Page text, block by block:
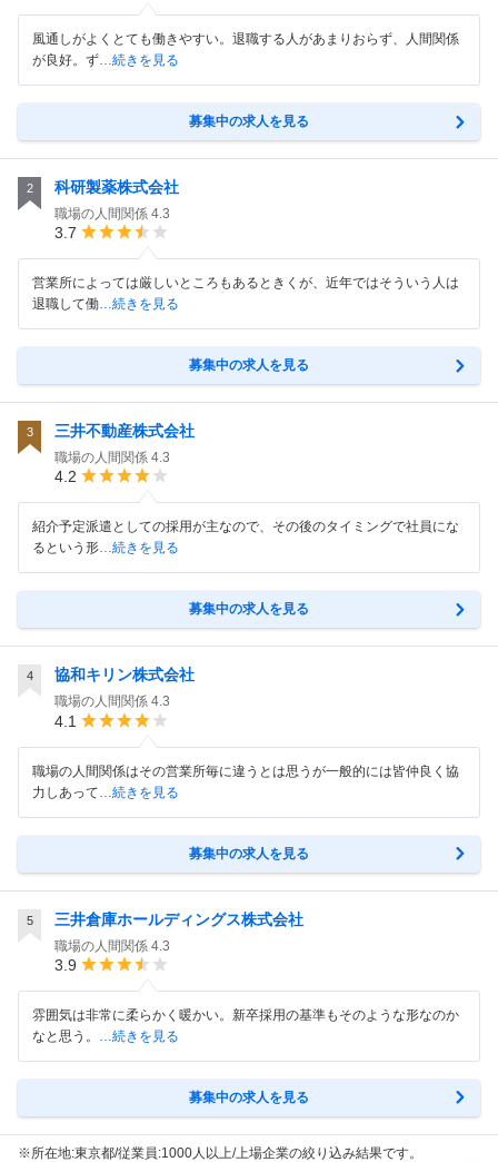
風通しがよくとても働きやすい。退職する人があまりおらず、人間関係
が良好。ず…続きを見る
募集中の求人を見る
2 科研製薬株式会社
職場の人間関係 4.3
3.7
営業所によっては厳しいところもあるときくが、近年ではそういう人は
退職して働…続きを見る
募集中の求人を見る
3 三井不動産株式会社
職場の人間関係 4.3
4.2
紹介予定派遣としての採用が主なので、その後のタイミングで社員にな
るという形…続きを見る
募集中の求人を見る
4 協和キリン株式会社
職場の人間関係 4.3
4.1
職場の人間関係はその営業所毎に違うとは思うが一般的には皆仲良く協
力しあって …続きを見る
募集中の求人を見る
5 三井倉庫ホールディングス株式会社
職場の人間関係 4.3
3.9
雰囲気は非常に柔らかく暖かい。新卒採用の基準もそのような形なのか
なと思う。
…続きを見る
募集中の求人を見る
※所在地:東京都/従業員:1000人以上/上場企業の絞り込み結果です。